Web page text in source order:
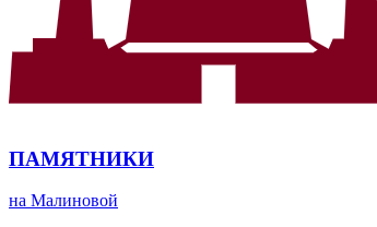
ПАМЯТНИКИ
на Малиновой